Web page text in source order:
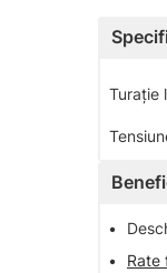
Turaţie
•
•
Rate